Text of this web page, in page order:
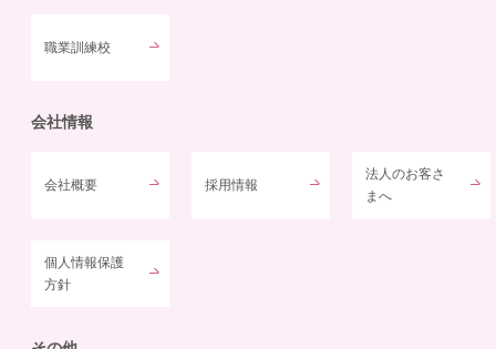
職業訓練校
会社情報
会社概要 採用情報
法人のお客さ
まへ
個人情報保護
方針